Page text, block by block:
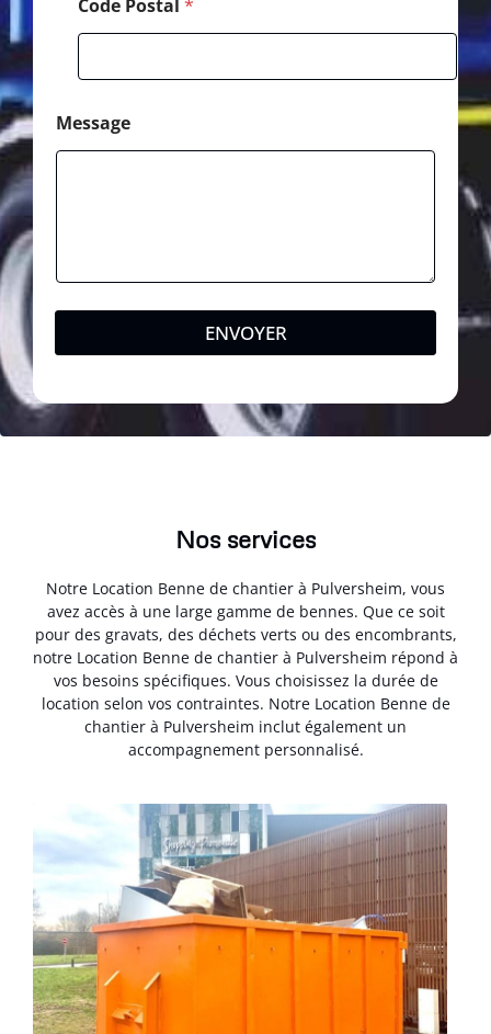
Code Postal *
Message
ENVOYER
Nos services
Notre Location Benne de chantier à Pulversheim, vous
avez accès à une large gamme de bennes. Que ce soit
pour des gravats, des déchets verts ou des encombrants,
notre Location Benne de chantier à Pulversheim répond à
vos besoins spécifiques. Vous choisissez la durée de
location selon vos contraintes. Notre Location Benne de
chantier à Pulversheim inclut également un
accompagnement personnalisé.